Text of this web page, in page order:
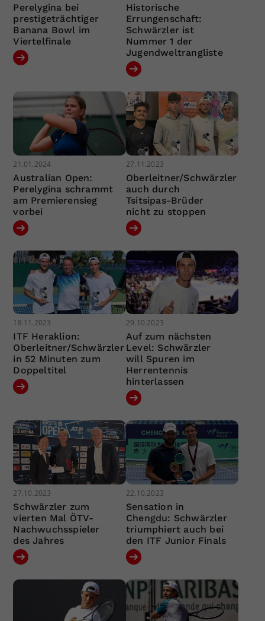
Perelygina bei
prestigeträchtiger
Banana Bowl im
Viertelfinale
Historische
Errungenschaft:
Schwärzler ist
Nummer 1 der
Jugendweltrangliste
21.01.2024
Australian Open:
Perelygina schrammt
am Premierensieg
vorbei
27.11.2023
Oberleitner/Schwärzler
auch durch
Tsitsipas-Brüder
nicht zu stoppen
18.11.2023
ITF Heraklion:
Oberleitner/Schwärzler
in 52 Minuten zum
Doppeltitel
29.10.2023
Auf zum nächsten
Level: Schwärzler
will Spuren im
Herrentennis
hinterlassen
27.10.2023
Schwärzler zum
vierten Mal ÖTV-
Nachwuchsspieler
des Jahres
22.10.2023
Sensation in
Chengdu: Schwärzler
triumphiert auch bei
den ITF Junior Finals